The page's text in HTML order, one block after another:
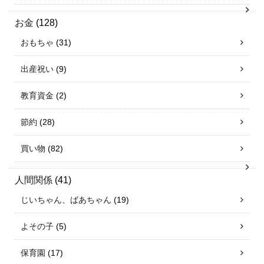
お金 (128)
おもちゃ (31)
出産祝い (9)
教育資金 (2)
節約 (28)
買い物 (82)
人間関係 (41)
じいちゃん、ばあちゃん (19)
よその子 (5)
保育園 (17)